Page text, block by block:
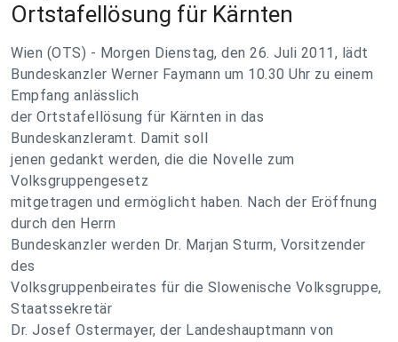
Ortstafellösung für Kärnten
Wien (OTS) - Morgen Dienstag, den 26. Juli 2011, lädt
Bundeskanzler Werner Faymann um 10.30 Uhr zu einem
Empfang anlässlich
der Ortstafellösung für Kärnten in das
Bundeskanzleramt. Damit soll
jenen gedankt werden, die die Novelle zum
Volksgruppengesetz
mitgetragen und ermöglicht haben. Nach der Eröffnung
durch den Herrn
Bundeskanzler werden Dr. Marjan Sturm, Vorsitzender
des
Volksgruppenbeirates für die Slowenische Volksgruppe,
Staatssekretär
Dr. Josef Ostermayer, der Landeshauptmann von